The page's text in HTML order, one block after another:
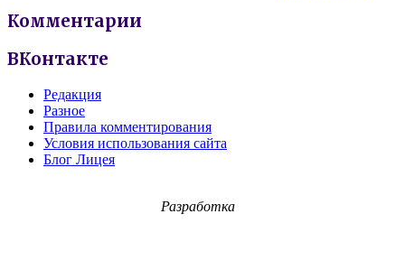
Комментарии
ВКонтакте
Редакция
Разное
Правила комментирования
Условия использования сайта
Блог Лицея
Разработка